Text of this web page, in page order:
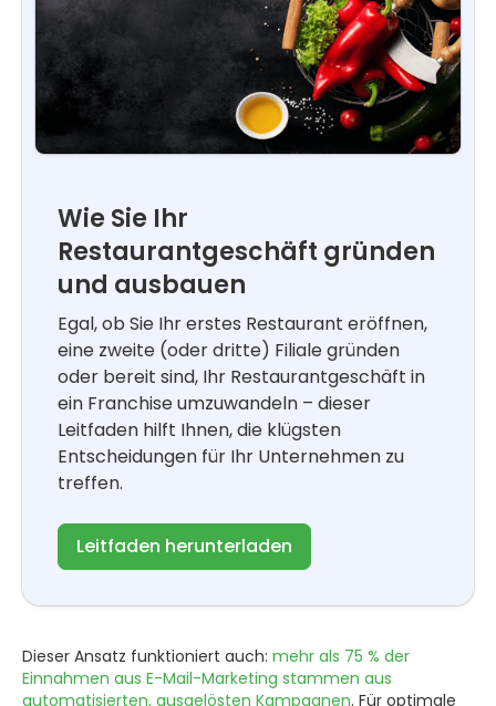
Wie Sie Ihr
Restaurantgeschäft gründen
und ausbauen
Egal, ob Sie Ihr erstes Restaurant eröffnen,
eine zweite (oder dritte) Filiale gründen
oder bereit sind, Ihr Restaurantgeschäft in
ein Franchise umzuwandeln – dieser
Leitfaden hilft Ihnen, die klügsten
Entscheidungen für Ihr Unternehmen zu
treffen.
Leitfaden herunterladen
Dieser Ansatz funktioniert auch: mehr als 75 % der
Einnahmen aus E-Mail-Marketing stammen aus
automatisierten, ausgelösten Kampagnen. Für optimale